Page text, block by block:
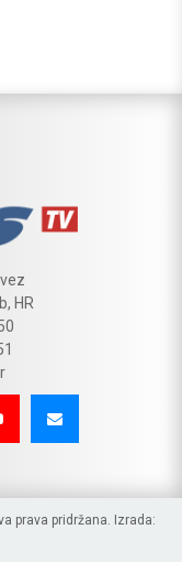
HR
prava pridržana. Izrada: